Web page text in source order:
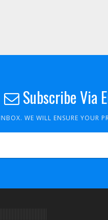
Subscribe Via
WE WILL ENSURE YOUR